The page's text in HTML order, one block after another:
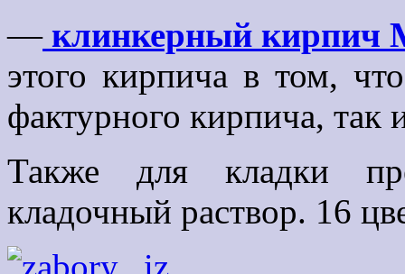
—клинкерный кирпич
этого кирпича в том,
фактурного кирпича, так
Также для кладки
кладочный раствор. 16